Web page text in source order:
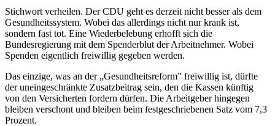
Stichwort verheilen. Der CDU geht es derzeit nicht besser als dem
Gesundheitssystem. Wobei das allerdings nicht nur krank ist,
sondern fast tot. Eine Wiederbelebung erhofft sich die
Bundesregierung mit dem Spenderblut der Arbeitnehmer. Wobei
Spenden eigentlich freiwillig gegeben werden.
Das einzige, was an der „Gesundheitsreform” freiwillig ist, dürfte
der uneingeschränkte Zusatzbeitrag sein, den die Kassen künftig
von den Versicherten fordern dürfen. Die Arbeitgeber hingegen
bleiben verschont und bleiben beim festgeschriebenen Satz vom 7,3
Prozent.